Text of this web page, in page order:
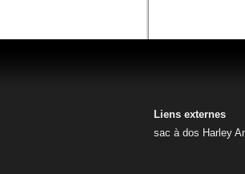
Liens externes
sac à dos Harley